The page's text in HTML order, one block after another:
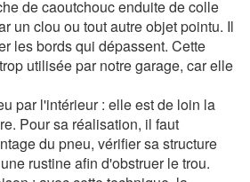
de caoutchouc enduite de colle
un clou ou tout autre objet pointu. Il
les bords qui dépassent. Cette
utilisée par notre garage, car elle
par l'intérieur : elle est de loin la
Pour sa réalisation, il faut
du pneu, vérifier sa structure
rustine afin d'obstruer le trou.